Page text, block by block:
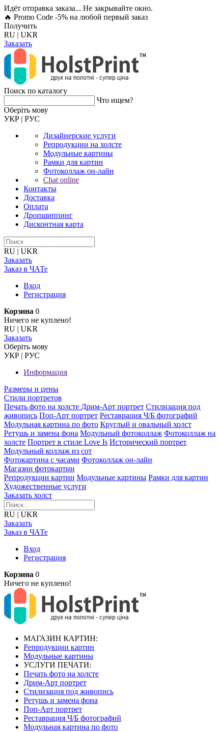
Идёт отправка заказа... Не закрывайте окно.
🔥 Promo Code -5% на любой первый заказ
Получить
RU | UKR
Заказать
Поиск по каталогу
Что ищем?
Оберiть мову
УКР | РУС
Дизайнерские услуги
Репродукции на холсте
Модульные картины
Рамки для картин
Фотоколлаж он-лайн
Chat online
Контакты
Доставка
Оплата
Дропшиппинг
Дисконтная карта
RU | UKR
Заказать
Заказ в ЧАТе
Вход
Регистрация
Корзина 0
Ничего не куплено!
RU | UKR
Заказать
Оберiть мову
УКР | РУС
Информация
Размеры и цены
Стили портретов
Печать фото на холсте Дрим-Арт портрет Стилизация под
живопись Поп-Арт портрет Реставрация Ч/Б фотографий
Модульная картина по фото Круглый и овальный холст
Ретушь и замена фона Модульный фотоколлаж Фотоколлаж на
холсте Портрет в стиле Love Is Исторический портрет
Модульный коллаж из сот
Фотокартина с часами Фотоколлаж он-лайн
Магазин фотокартин
Репродукции картин Модульные картины Рамки для картин
Художественные услуги
Заказать холст
RU | UKR
Заказать
Заказ в ЧАТе
Вход
Регистрация
Корзина 0
Ничего не куплено!
МАГАЗИН КАРТИН:
Репродукции картин
Модульные картины
УСЛУГИ ПЕЧАТИ:
Печать фото на холсте
Дрим-Арт портрет
Стилизация под живопись
Ретушь и замена фона
Поп-Арт портрет
Реставрация Ч/Б фотографий
Модульная картина по фото